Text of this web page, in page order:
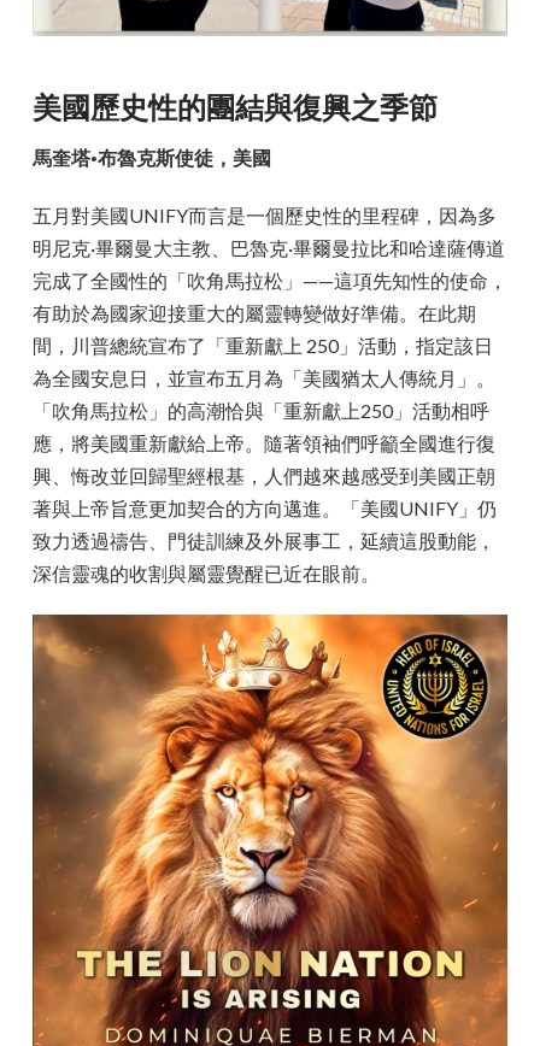
美國歷史性的團結與復興之季節
馬奎塔·布魯克斯使徒，美國
五月對美國UNIFY而言是一個歷史性的里程碑，因為多
明尼克·畢爾曼大主教、巴魯克·畢爾曼拉比和哈達薩傳道
完成了全國性的「吹角馬拉松」——這項先知性的使命，
有助於為國家迎接重大的屬靈轉變做好準備。在此期
間，川普總統宣布了「重新獻上 250」活動，指定該日
為全國安息日，並宣布五月為「美國猶太人傳統月」。
「吹角馬拉松」的高潮恰與「重新獻上250」活動相呼
應，將美國重新獻給上帝。隨著領袖們呼籲全國進行復
興、悔改並回歸聖經根基，人們越來越感受到美國正朝
著與上帝旨意更加契合的方向邁進。「美國UNIFY」仍
致力透過禱告、門徒訓練及外展事工，延續這股動能，
深信靈魂的收割與屬靈覺醒已近在眼前。